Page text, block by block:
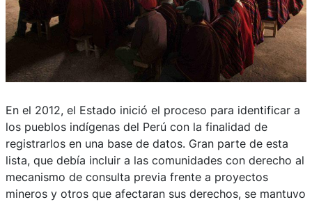
En el 2012, el Estado inició el proceso para identificar a
los pueblos indígenas del Perú con la finalidad de
registrarlos en una base de datos. Gran parte de esta
lista, que debía incluir a las comunidades con derecho al
mecanismo de consulta previa frente a proyectos
mineros y otros que afectaran sus derechos, se mantuvo